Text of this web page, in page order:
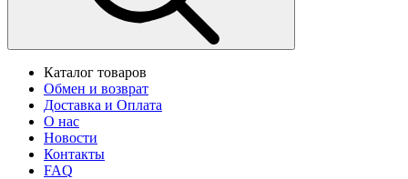
Каталог товаров
Обмен и возврат
Доставка и Оплата
О нас
Новости
Контакты
FAQ